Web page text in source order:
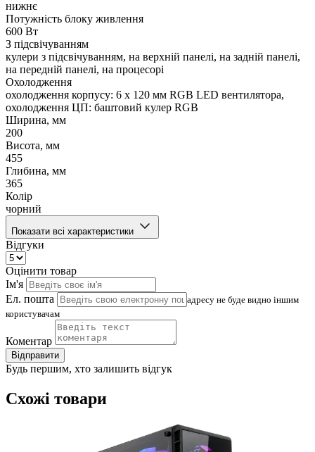
нижнє
Потужність блоку живлення
600 Вт
З підсвічуванням
кулери з підсвічуванням, на верхній панелі, на задній панелі,
на передній панелі, на процесорі
Охолодження
охолодження корпусу: 6 x 120 мм RGB LED вентилятора,
охолодження ЦП: баштовий кулер RGB
Ширина, мм
200
Висота, мм
455
Глибина, мм
365
Колір
чорний
Показати всі характеристики
Відгуки
Оцінити товар
Ім'я
Ел. пошта
адресу не буде видно іншим
користувачам
Коментар
Відправити
Будь першим, хто залишить відгук
Схожі товари